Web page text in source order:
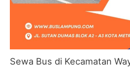
Sewa Bus di Kecamatan